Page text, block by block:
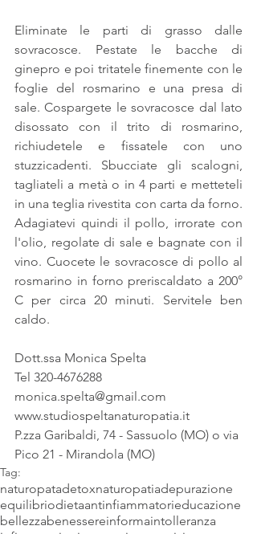
Eliminate le parti di grasso dalle
sovracosce. Pestate le bacche di
ginepro e poi tritatele finemente con le
foglie del rosmarino e una presa di
sale. Cospargete le sovracosce dal lato
disossato con il trito di rosmarino,
richiudetele e fissatele con uno
stuzzicadenti. Sbucciate gli scalogni,
tagliateli a metà o in 4 parti e metteteli
in una teglia rivestita con carta da forno.
Adagiatevi quindi il pollo, irrorate con
l'olio, regolate di sale e bagnate con il
vino. Cuocete le sovracosce di pollo al
rosmarino in forno preriscaldato a 200°
C per circa 20 minuti. Servitele ben
caldo.
Dott.ssa Monica Spelta
Tel 320-4676288
monica.spelta@gmail.com
www.studiospeltanaturopatia.it
P.zza Garibaldi, 74 - Sassuolo (MO) o via
Pico 21 - Mirandola (MO)
Tag:
naturopatadetoxnaturopatiadepurazione
equilibriodietaantinfiammatorieducazione
bellezzabenessereinformaintolleranza